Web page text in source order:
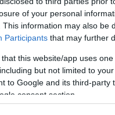
of your personal
This information may also be
Participants that may further
that this website/app uses
but not limited to
to Google and its third-
consent section.
Romero nel
fondatore del
zombi. La sua